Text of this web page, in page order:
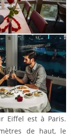
Eiffel est à Paris.
de haut, le